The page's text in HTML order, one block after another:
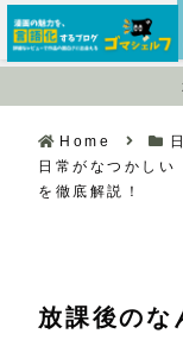
Home
日常がなつかしい
を徹底解説！
放課後のな
サイドバー